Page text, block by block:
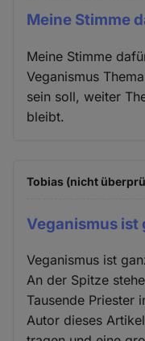
Meine Stimme
Meine Stimme
Veganismus
sein soll, weiter
bleibt.
Tobias (nicht
Veganismus ist
Veganismus ist
An der Spitze
Tausende Priester
Autor dieses